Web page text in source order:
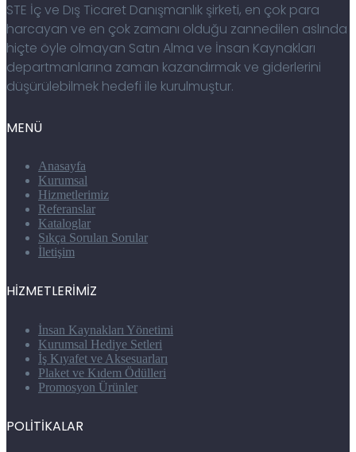
STE İç ve Dış Ticaret Danışmanlık şirketi, en çok para
harcayan ve en çok zamanı olduğu zannedilen aslında
hiçte öyle olmayan Satın Alma ve İnsan Kaynakları
departmanlarına zaman kazandırmak ve giderlerini
düşürülebilmek hedefi ile kurulmuştur.
MENÜ
Anasayfa
Kurumsal
Hizmetlerimiz
Referanslar
Kataloglar
Sıkça Sorulan Sorular
İletişim
HİZMETLERİMİZ
İnsan Kaynakları Yönetimi
Kurumsal Hediye Setleri
İş Kıyafet ve Aksesuarları
Plaket ve Kıdem Ödülleri
Promosyon Ürünler
POLİTİKALAR